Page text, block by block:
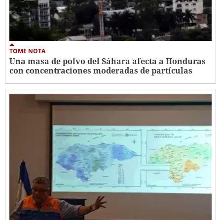
TOME NOTA
Una masa de polvo del Sáhara afecta a Honduras
con concentraciones moderadas de partículas